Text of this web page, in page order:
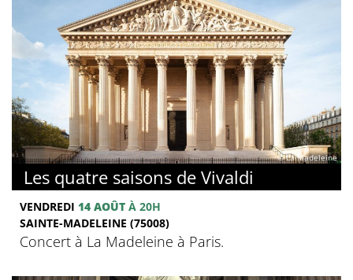
© La Madeleine
Les quatre saisons de Vivaldi
VENDREDI 14 AOÛT À 20H
SAINTE-MADELEINE (75008)
Concert à La Madeleine à Paris.